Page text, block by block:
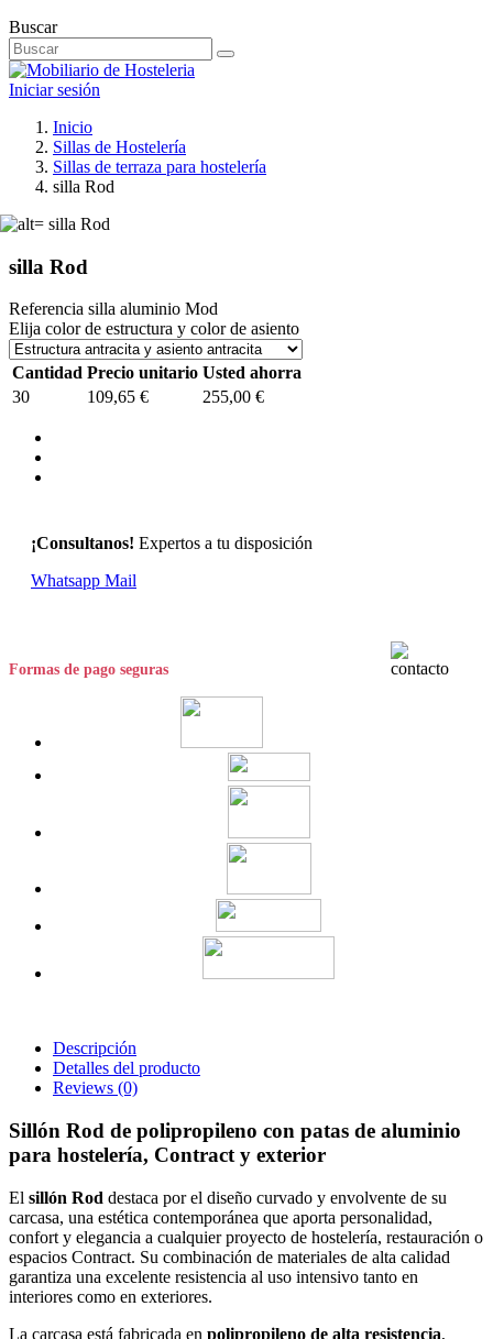
Buscar
Iniciar sesión
Inicio
Sillas de Hostelería
Sillas de terraza para hostelería
silla Rod
silla Rod
Referencia silla aluminio Mod
Elija color de estructura y color de asiento
Cantidad Precio unitario Usted ahorra
30
109,65 € 255,00 €
¡Consultanos! Expertos a tu disposición
Whatsapp Mail
Formas de pago seguras
Descripción
Detalles del producto
Reviews (0)
Sillón Rod de polipropileno con patas de aluminio
para hostelería, Contract y exterior
El sillón Rod destaca por el diseño curvado y envolvente de su
carcasa, una estética contemporánea que aporta personalidad,
confort y elegancia a cualquier proyecto de hostelería, restauración o
espacios Contract. Su combinación de materiales de alta calidad
garantiza una excelente resistencia al uso intensivo tanto en
interiores como en exteriores.
La carcasa está fabricada en polipropileno de alta resistencia,